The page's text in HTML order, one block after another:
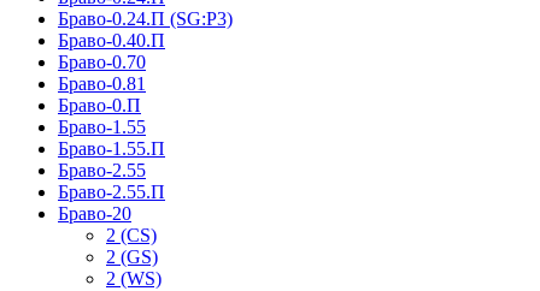
Браво-0.24.П (SG:P3)
Браво-0.40.П
Браво-0.70
Браво-0.81
Браво-0.П
Браво-1.55
Браво-1.55.П
Браво-2.55
Браво-2.55.П
Браво-20
2 (CS)
2 (GS)
2 (WS)